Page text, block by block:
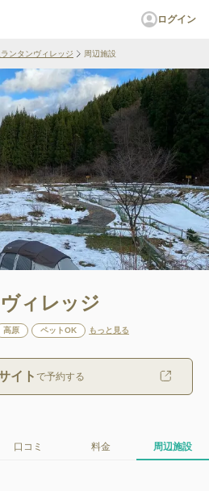
ログイン
ンタンヴィレッジ 周辺施設
ィレッジ
高原 ペットOK もっと見る
イト で予約する
口コミ 料金 周辺施設